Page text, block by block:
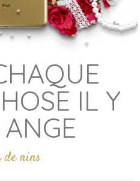
IL Y
de nins